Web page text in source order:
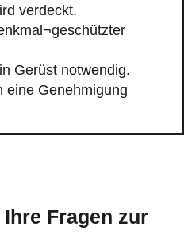
verdeckt.
Gerüst notwendig.
eine Genehmigung
Fragen zur